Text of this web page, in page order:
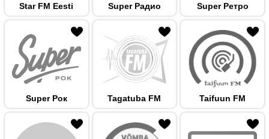
Star FM Eesti Super Радио Super Ретро
Super Рок Tagatuba FM Taifuun FM